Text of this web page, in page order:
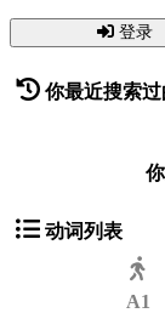
登录
你最近搜索过
动词列表
A1